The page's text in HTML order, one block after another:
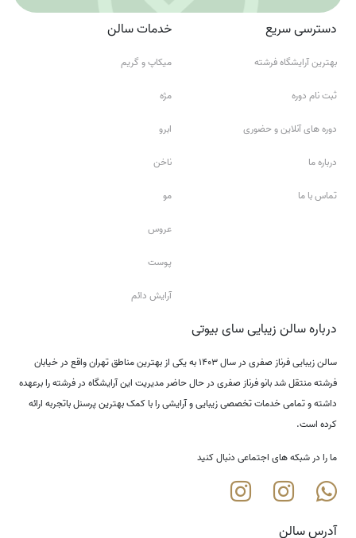
درباره سالن زیبایی سای بیوتی
سالن زیبایی فرناز صفری در سال ۱۴۰۳ به یکی از بهترین مناطق تهران واقع در خیابان
فرشته منتقل شد بانو فرناز صفری در حال حاضر مدیریت این آرایشگاه در فرشته را برعهده
داشته و تمامی خدمات تخصصی زیبایی و آرایشی را با کمک بهترین پرسنل باتجربه ارائه
کرده است.
ما را در شبکه های اجتماعی دنبال کنید
دسترسی سریع
بهترین آرایشگاه فرشته
ثبت نام دوره
دوره های آنلاین و حضوری
درباره ما
تماس با ما
خدمات سالن
میکاپ و گریم
مژه
ابرو
ناخن
مو
عروس
پوست
آرایش دائم
آدرس سالن